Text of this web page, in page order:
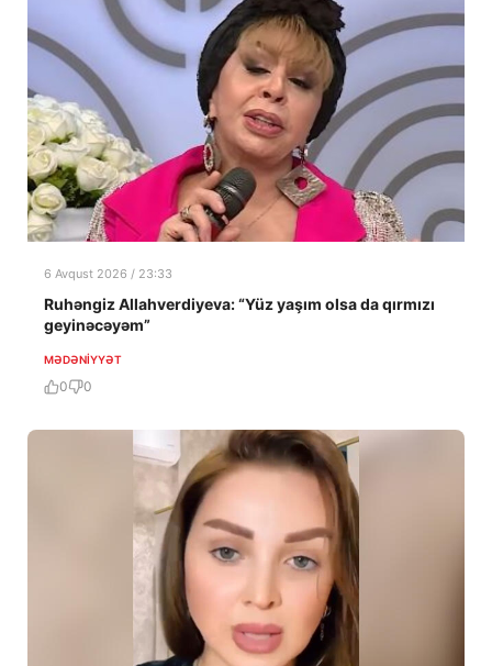
6 Avqust 2026 / 23:33
Ruhəngiz Allahverdiyeva: “Yüz yaşım olsa da qırmızı
geyinəcəyəm”
MƏDƏNIYYƏT
0 0